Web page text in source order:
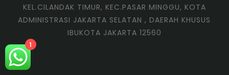
KEL.CILANDAK TIMUR, KEC.PASAR MINGGU, KOTA
ADMINISTRASI JAKARTA SELATAN , DAERAH KHUSUS
IBUKOTA JAKARTA 12560
1